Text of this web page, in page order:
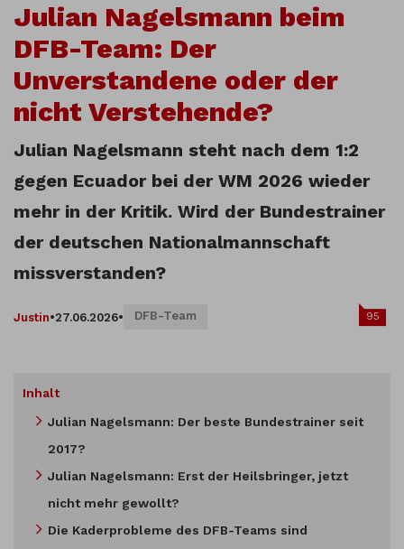
Julian Nagelsmann beim
DFB-Team: Der
Unverstandene oder der
nicht Verstehende?
Julian Nagelsmann steht nach dem 1:2
gegen Ecuador bei der WM 2026 wieder
mehr in der Kritik. Wird der Bundestrainer
der deutschen Nationalmannschaft
missverstanden?
Justin•27.06.2026• DFB-Team 95
Inhalt
Julian Nagelsmann: Der beste Bundestrainer seit
2017?
Julian Nagelsmann: Erst der Heilsbringer, jetzt
nicht mehr gewollt?
Die Kaderprobleme des DFB-Teams sind